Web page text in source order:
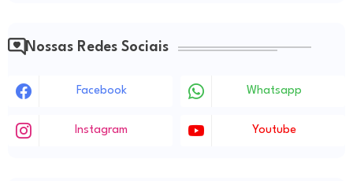
Nossas Redes Sociais
Facebook Whatsapp
Instagram Youtube